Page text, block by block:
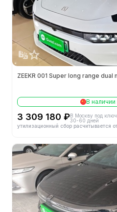
ZEEKR 001 Super long range
В наличии
3 309 180 ₽В Москву под ключ
30-60 дней
утилизационный сбор расчитывается